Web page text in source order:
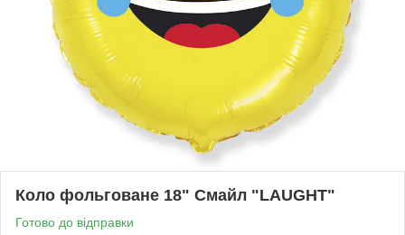
Коло фольговане 18" Смайл "LAUGHT"
Готово до відправки